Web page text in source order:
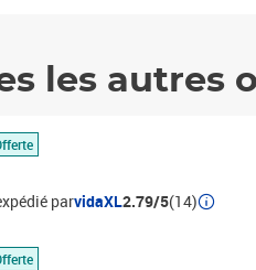
les autres
parvidaXL2.79/5(14)